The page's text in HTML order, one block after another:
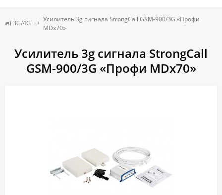
3G/4G
Усилитель 3g сигнала StrongCall GSM-900/3G «Профи
MDх70»
Усилитель 3g сигнала StrongCall
GSM-900/3G «Профи MDх70»